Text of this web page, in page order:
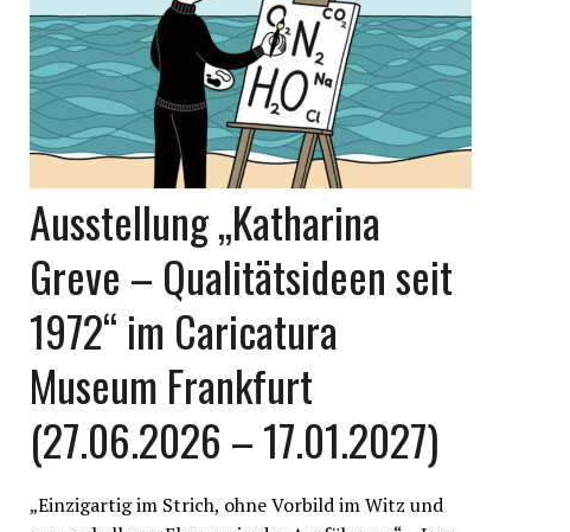
Ausstellung „Katharina
Greve – Qualitätsideen seit
1972“ im Caricatura
Museum Frankfurt
(27.06.2026 – 17.01.2027)
„Einzigartig im Strich, ohne Vorbild im Witz und